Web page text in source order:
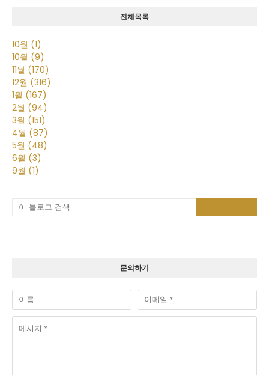
전체목록
10월 (1)
10월 (9)
11월 (170)
12월 (316)
1월 (167)
2월 (94)
3월 (151)
4월 (87)
5월 (48)
6월 (3)
9월 (1)
문의하기